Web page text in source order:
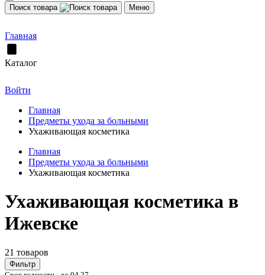
Поиск товара Меню
Главная
Каталог
Войти
Главная
Предметы ухода за больными
Ухаживающая косметика
Главная
Предметы ухода за больными
Ухаживающая косметика
Ухаживающая косметика в
Ижевске
21 товаров
Фильтр